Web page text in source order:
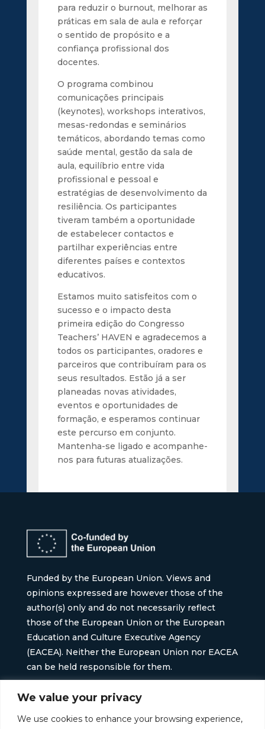
We value your privacy
We use cookies to enhance your browsing experience,
para reduzir o burnout, melhorar as
práticas em sala de aula e reforçar
o sentido de propósito e a
confiança profissional dos
docentes.
O programa combinou
comunicações principais
(keynotes), workshops interativos,
mesas-redondas e seminários
temáticos, abordando temas como
saúde mental, gestão da sala de
aula, equilíbrio entre vida
profissional e pessoal e
estratégias de desenvolvimento da
resiliência. Os participantes
tiveram também a oportunidade
de estabelecer contactos e
partilhar experiências entre
diferentes países e contextos
educativos.
Estamos muito satisfeitos com o
sucesso e o impacto desta
primeira edição do Congresso
Teachers’ HAVEN e agradecemos a
todos os participantes, oradores e
parceiros que contribuíram para os
seus resultados. Estão já a ser
planeadas novas atividades,
eventos e oportunidades de
formação, e esperamos continuar
este percurso em conjunto.
Mantenha-se ligado e acompanhe-
nos para futuras atualizações.
Funded by the European Union. Views and
opinions expressed are however those of the
author(s) only and do not necessarily reflect
those of the European Union or the European
Education and Culture Executive Agency
(EACEA). Neither the European Union nor EACEA
can be held responsible for them.
Project No: